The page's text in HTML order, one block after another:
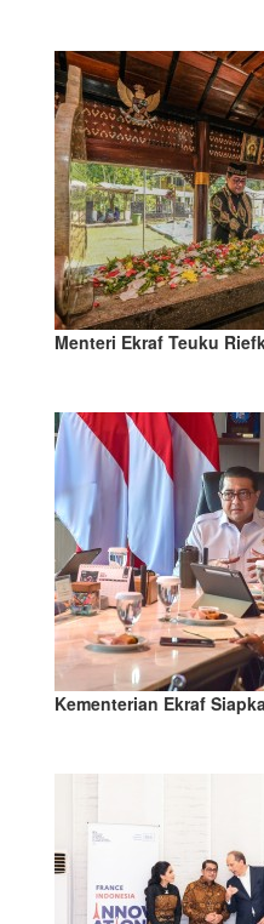
Menteri Ekraf Teuku
Kementerian Ekraf